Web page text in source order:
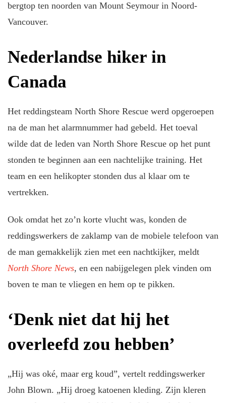
bergtop ten noorden van Mount Seymour in Noord-
Vancouver.
Nederlandse hiker in
Canada
Het reddingsteam North Shore Rescue werd opgeroepen
na de man het alarmnummer had gebeld. Het toeval
wilde dat de leden van North Shore Rescue op het punt
stonden te beginnen aan een nachtelijke training. Het
team en een helikopter stonden dus al klaar om te
vertrekken.
Ook omdat het zo’n korte vlucht was, konden de
reddingswerkers de zaklamp van de mobiele telefoon van
de man gemakkelijk zien met een nachtkijker, meldt
North Shore News, en een nabijgelegen plek vinden om
boven te man te vliegen en hem op te pikken.
‘Denk niet dat hij het
overleefd zou hebben’
„Hij was oké, maar erg koud”, vertelt reddingswerker
John Blown. „Hij droeg katoenen kleding. Zijn kleren